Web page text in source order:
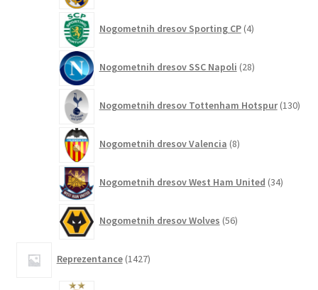
Nogometnih dresov Sporting CP 4izdelki
Nogometnih dresov SSC Napoli 28izdelkov
Nogometnih dresov Tottenham Hotspur 130
Nogometnih dresov Valencia 8izdelkov
Nogometnih dresov West Ham United 34izdelkov
Nogometnih dresov Wolves 56izdelkov
Reprezentance 1427izdelkov